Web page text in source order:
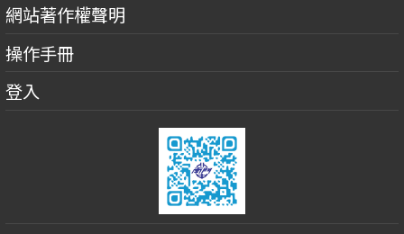
網站著作權聲明
操作手冊
登入